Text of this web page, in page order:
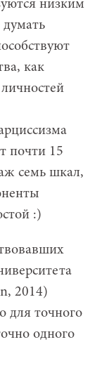
низким
как
почти 15
семь шкал,
:)
2014)
для точного
одного